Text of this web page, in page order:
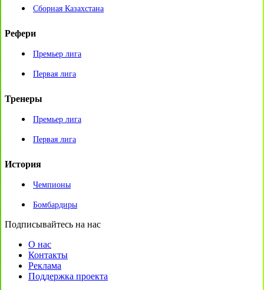
Сборная Казахстана
Рефери
Премьер лига
Первая лига
Тренеры
Премьер лига
Первая лига
История
Чемпионы
Бомбардиры
Подписывайтесь на нас
О нас
Контакты
Реклама
Поддержка проекта